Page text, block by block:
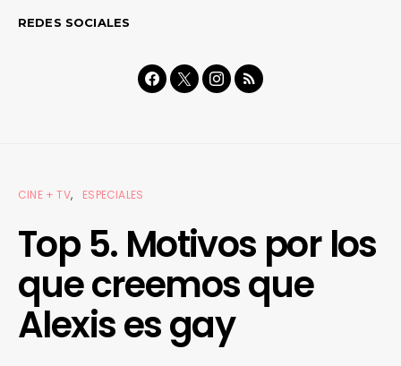
REDES SOCIALES
CINE + TV ESPECIALES
Top 5. Motivos por los
que creemos que
Alexis es gay